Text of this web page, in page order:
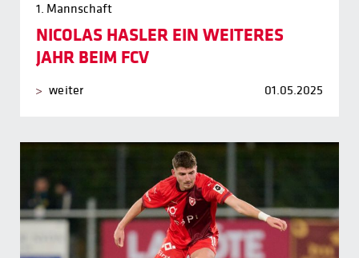
1. Mannschaft
NICOLAS HASLER EIN WEITERES
JAHR BEIM FCV
weiter 01.05.2025